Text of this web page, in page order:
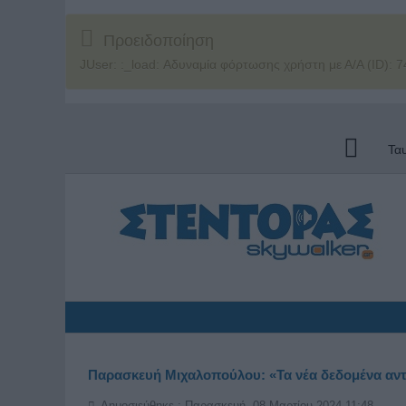
Προειδοποίηση
JUser: :_load: Αδυναμία φόρτωσης χρήστη με Α/Α (ID):
Παρασκευή Μιχαλοπούλου: «Τα νέα δεδομένα